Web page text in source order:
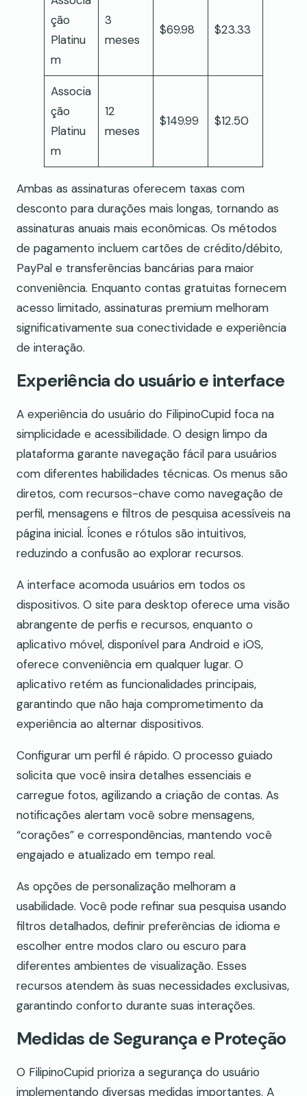
ção
Platinu
m
3
meses
$69.98 $23.33
Associa
ção
Platinu
m
12
meses
$149.99 $12.50
Ambas as assinaturas oferecem taxas com
desconto para durações mais longas, tornando as
assinaturas anuais mais econômicas. Os métodos
de pagamento incluem cartões de crédito/débito,
PayPal e transferências bancárias para maior
conveniência. Enquanto contas gratuitas fornecem
acesso limitado, assinaturas premium melhoram
significativamente sua conectividade e experiência
de interação.
Experiência do usuário e interface
A experiência do usuário do FilipinoCupid foca na
simplicidade e acessibilidade. O design limpo da
plataforma garante navegação fácil para usuários
com diferentes habilidades técnicas. Os menus são
diretos, com recursos-chave como navegação de
perfil, mensagens e filtros de pesquisa acessíveis na
página inicial. Ícones e rótulos são intuitivos,
reduzindo a confusão ao explorar recursos.
A interface acomoda usuários em todos os
dispositivos. O site para desktop oferece uma visão
abrangente de perfis e recursos, enquanto o
aplicativo móvel, disponível para Android e iOS,
oferece conveniência em qualquer lugar. O
aplicativo retém as funcionalidades principais,
garantindo que não haja comprometimento da
experiência ao alternar dispositivos.
Configurar um perfil é rápido. O processo guiado
solicita que você insira detalhes essenciais e
carregue fotos, agilizando a criação de contas. As
notificações alertam você sobre mensagens,
“corações” e correspondências, mantendo você
engajado e atualizado em tempo real.
As opções de personalização melhoram a
usabilidade. Você pode refinar sua pesquisa usando
filtros detalhados, definir preferências de idioma e
escolher entre modos claro ou escuro para
diferentes ambientes de visualização. Esses
recursos atendem às suas necessidades exclusivas,
garantindo conforto durante suas interações.
Medidas de Segurança e Proteção
O FilipinoCupid prioriza a segurança do usuário
implementando diversas medidas importantes. A